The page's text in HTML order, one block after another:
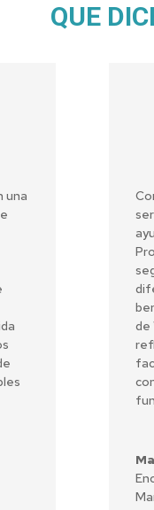
QUE
una
de